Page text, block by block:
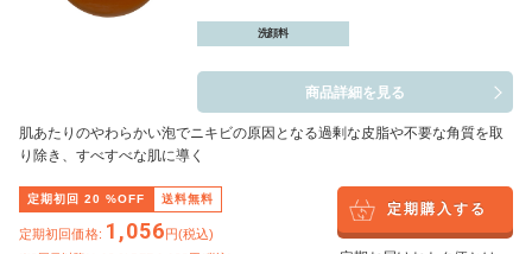
洗顔料
商品詳細を見る
肌あたりのやわらかい泡でニキビの原因となる過剰な皮脂や不要な角質を取
り除き、すべすべな肌に導く
定期初回 20 %OFF 送料無料
定期初回価格: 1,056円(税込)
定期購入する